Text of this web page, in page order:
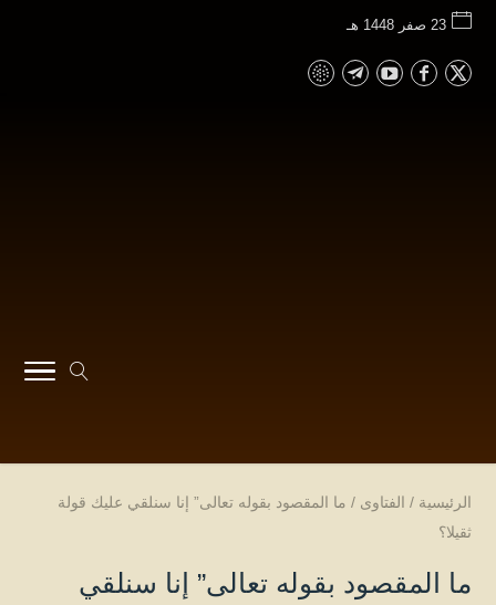
23 صفر 1448 هـ
الرئيسية / الفتاوى / ما المقصود بقوله تعالى” إنا سنلقي عليك قولة
ثقيلا؟
ما المقصود بقوله تعالى” إنا سنلقي